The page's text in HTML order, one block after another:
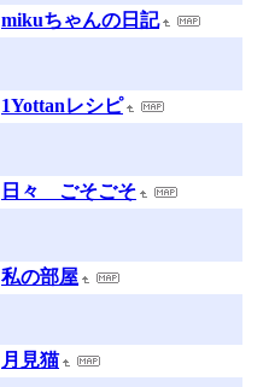
mikuちゃんの日記
1Yottanレシピ
日々 ごそごそ
私の部屋
月見猫